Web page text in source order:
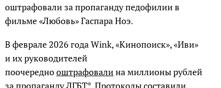
оштрафовали за пропаганду педофилии в
фильме «Любовь» Гаспара Ноэ.
В феврале 2026 года Wink, «Кинопоиск», «Иви»
и их руководителей
поочереднооштрафовалина миллионы рублей
за пропаганду ЛГБТ*. Протоколы составили